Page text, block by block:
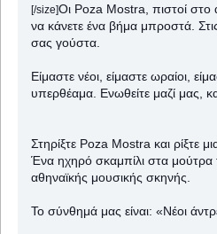
[/size]Οι Poza Mostra, πιστοί στο
να κάνετε ένα βήμα μπροστά.
σας γούστα.
Είμαστε νέοι, είμαστε ωραίοι,
υπερθέαμα. Ενωθείτε μαζί μας,
Στηρίξτε Poza Mostra και ρίξτε
Ένα ηχηρό σκαμπίλι στα μούτρα
αθηναϊκής μουσικής σκηνής.
Το σύνθημά μας είναι: «Νέοι